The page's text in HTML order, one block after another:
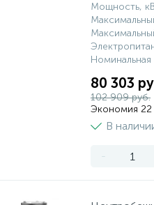
Мощность,
Номинальная
80 303
102 909 руб.
Экономия 22
В
-